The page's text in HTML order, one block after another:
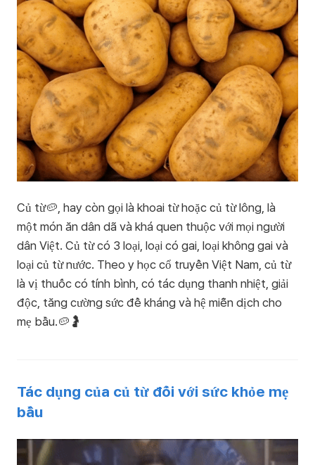
Củ từ🥔, hay còn gọi là khoai từ hoặc củ từ lông, là
một món ăn dân dã và khá quen thuộc với mọi người
dân Việt. Củ từ có 3 loại, loại có gai, loại không gai và
loại củ từ nước. Theo y học cổ truyền Việt Nam, củ từ
là vị thuốc có tính bình, có tác dụng thanh nhiệt, giải
độc, tăng cường sức đề kháng và hệ miễn dịch cho
mẹ bầu.🥔🤰
Tác dụng của củ từ đối với sức khỏe mẹ
bầu